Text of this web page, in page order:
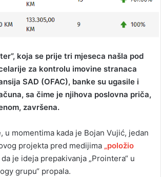
koja se prije tri mjeseca našla pod
za kontrolu imovine stranaca
SAD (OFAC), banke su ugasile i
sa čime je njihova poslovna priča,
završena.
u momentima kada je Bojan Vujić, jedan
projekta pred medijima „položio
da je ideja prepakivanja „Prointera“ u
grupu“ propala.